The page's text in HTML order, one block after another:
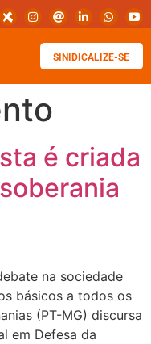
SINIDICALIZE-SE
é criada
na sociedade
básicos a todos os
(PT-MG) discursa
em Defesa da